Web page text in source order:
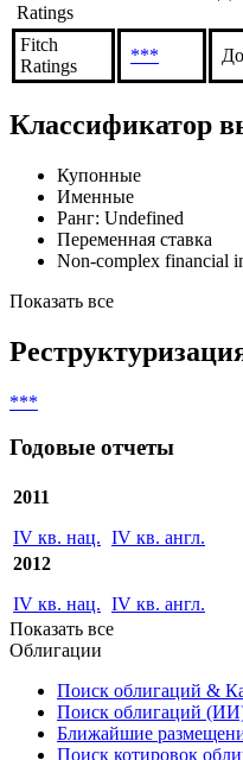
Ratings
S&P
Global
Fitch
***
Классификатор
Купонные
Именные
Ранг: Undefined
Реструктуризация
Годовые отчеты
IV кв. нац. IV кв. англ.
2012
IV кв. нац.
IV кв. англ.
Показать все
Облигации